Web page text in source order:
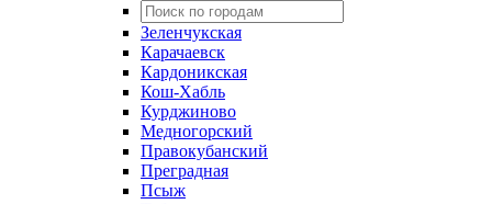
Зеленчукская
Карачаевск
Кардоникская
Кош-Хабль
Курджиново
Медногорский
Правокубанский
Преградная
Псыж